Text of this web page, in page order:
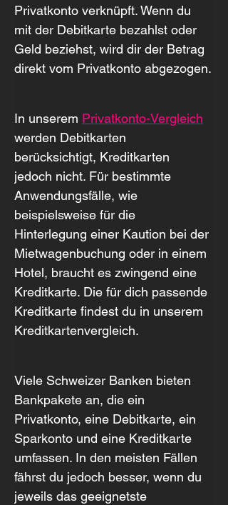
Privatkonto verknüpft. Wenn du
mit der Debitkarte bezahlst oder
Geld beziehst, wird dir der Betrag
direkt vom Privatkonto abgezogen.
In unserem Privatkonto-Vergleich
werden Debitkarten
berücksichtigt, Kreditkarten
jedoch nicht. Für bestimmte
Anwendungsfälle, wie
beispielsweise für die
Hinterlegung einer Kaution bei der
Mietwagenbuchung oder in einem
Hotel, braucht es zwingend eine
Kreditkarte. Die für dich passende
Kreditkarte findest du in unserem
Kreditkartenvergleich.
Viele Schweizer Banken bieten
Bankpakete an, die ein
Privatkonto, eine Debitkarte, ein
Sparkonto und eine Kreditkarte
umfassen. In den meisten Fällen
fährst du jedoch besser, wenn du
jeweils das geeignetste